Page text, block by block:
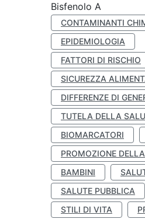
Bisfenolo A
CONTAMINANTI
EPIDEMIOLOGIA
FATTORI DI RISCHIO
SICUREZZA
DIFFERENZE DI
TUTELA DELLA
BIOMARCATORI
PROMOZIONE
BAMBINI
SALUTE PUBBLICA
STILI DI VITA